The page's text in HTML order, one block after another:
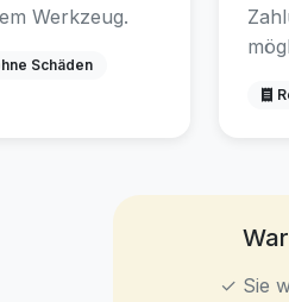
Werkzeug.
Schäden
✓ Sie